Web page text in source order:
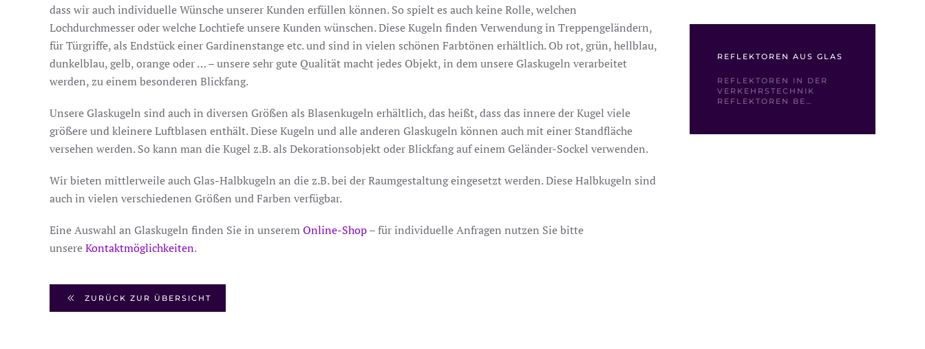
dass wir auch individuelle Wünsche unserer Kunden erfüllen können. So spielt es auch keine Rolle, welchen
Lochdurchmesser oder welche Lochtiefe unsere Kunden wünschen. Diese Kugeln finden Verwendung in Treppengeländern,
für Türgriffe, als Endstück einer Gardinenstange etc. und sind in vielen schönen Farbtönen erhältlich. Ob rot, grün, hellblau,
dunkelblau, gelb, orange oder … – unsere sehr gute Qualität macht jedes Objekt, in dem unsere Glaskugeln verarbeitet
werden, zu einem besonderen Blickfang.
Unsere Glaskugeln sind auch in diversen Größen als Blasenkugeln erhältlich, das heißt, dass das innere der Kugel viele
größere und kleinere Luftblasen enthält. Diese Kugeln und alle anderen Glaskugeln können auch mit einer Standfläche
versehen werden. So kann man die Kugel z.B. als Dekorationsobjekt oder Blickfang auf einem Geländer-Sockel verwenden.
Wir bieten mittlerweile auch Glas-Halbkugeln an die z.B. bei der Raumgestaltung eingesetzt werden. Diese Halbkugeln sind
auch in vielen verschiedenen Größen und Farben verfügbar.
Eine Auswahl an Glaskugeln finden Sie in unseremOnline-Shop– für individuelle Anfragen nutzen Sie bitte
unsereKontaktmöglichkeiten.
REFLEKTOREN AUS GLAS
REFLEKTOREN IN DER
VERKEHRSTECHNIK
REFLEKTOREN BE…
ZURÜCK ZUR ÜBERSICHT